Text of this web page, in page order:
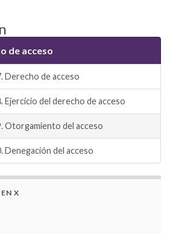
de acceso
Derecho de acceso
Ejercicio del derecho de acceso
Otorgamiento del acceso
Denegación del acceso
X